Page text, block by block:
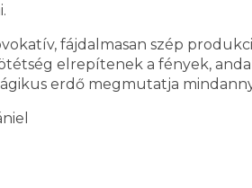
fájdalmasan szép
elrepítenek a fények,
erdő megmutatja